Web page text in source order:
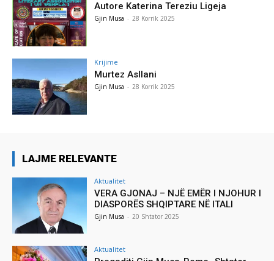
Autore Katerina Tereziu Ligeja
Gjin Musa - 28 Korrik 2025
Krijime
Murtez Asllani
Gjin Musa - 28 Korrik 2025
LAJME RELEVANTE
Aktualitet
VERA GJONAJ – NJË EMËR I NJOHUR I
DIASPORËS SHQIPTARE NË ITALI
Gjin Musa - 20 Shtator 2025
Aktualitet